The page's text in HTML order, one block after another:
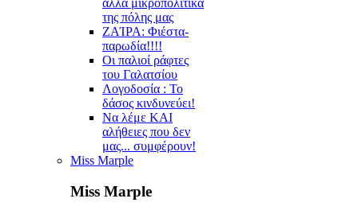
άλλα μικροπολιτικά
της πόλης μας
ZAΊΡΑ: Φιέστα-
παρωδία!!!!
Οι παλιοί ράφτες
του Γαλατσίου
Λογοδοσία : Το
δάσος κινδυνεύει!
Να λέμε ΚΑΙ
αλήθειες που δεν
μας... συμφέρουν!
Miss Marple
Miss Marple